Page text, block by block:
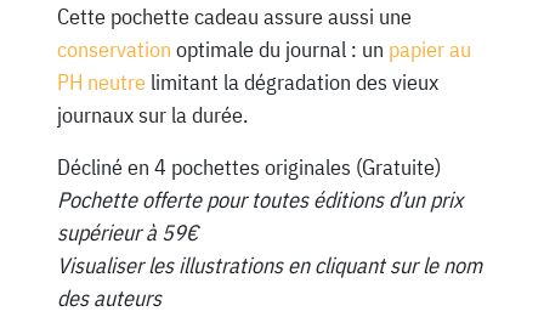
Cette pochette cadeau assure aussi une
conservation optimale du journal : un papier au
PH neutrelimitant la dégradation des vieux
journaux sur la durée.
Décliné en 4 pochettes originales (Gratuite)
Pochette offerte pour toutes éditions d’un prix
supérieur à 59€
Visualiser les illustrations en cliquant sur le nom
des auteurs